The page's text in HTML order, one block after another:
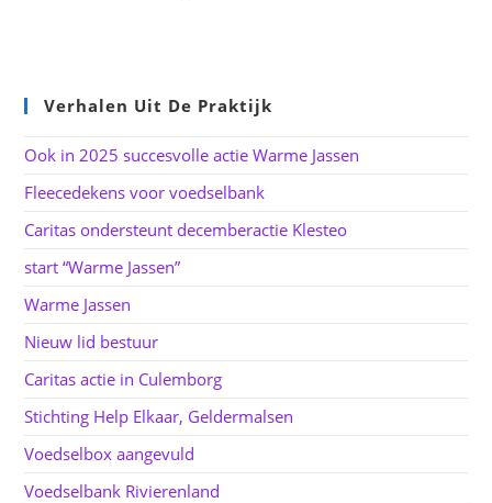
Verhalen Uit De Praktijk
Ook in 2025 succesvolle actie Warme Jassen
Fleecedekens voor voedselbank
Caritas ondersteunt decemberactie Klesteo
start “Warme Jassen”
Warme Jassen
Nieuw lid bestuur
Caritas actie in Culemborg
Stichting Help Elkaar, Geldermalsen
Voedselbox aangevuld
Voedselbank Rivierenland